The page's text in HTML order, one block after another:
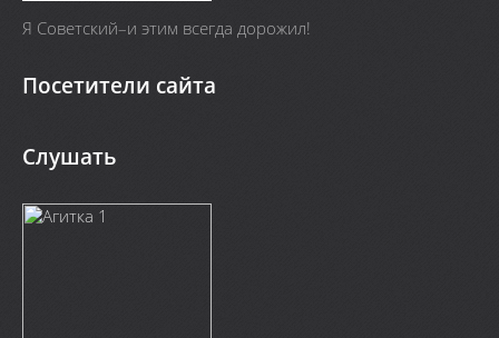
Я Cоветский–и этим всегда дорожил!
Посетители сайта
Слушать